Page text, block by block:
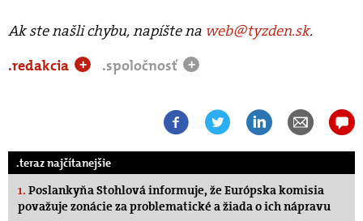
Ak ste našli chybu, napíšte na web@tyzden.sk.
.redakcia
+ .spoločnosť +
.teraz najčítanejšie
1. Poslankyňa Stohlová informuje, že Európska komisia
považuje zonácie za problematické a žiada o ich nápravu